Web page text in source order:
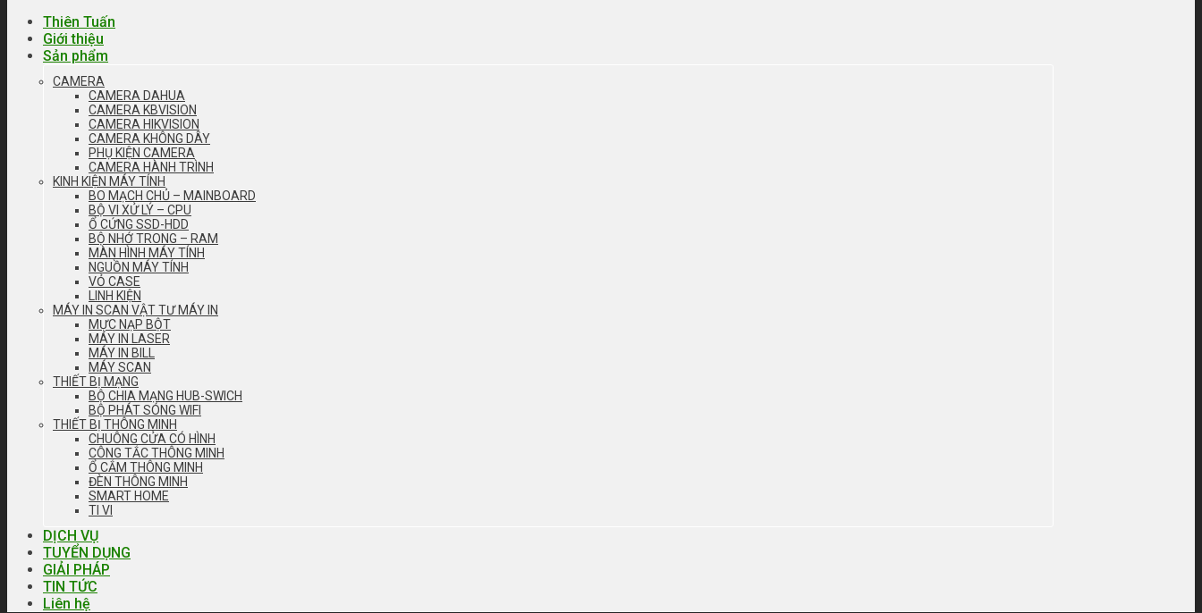
Thiên Tuấn
Giới thiệu
Sản phẩm
CAMERA
CAMERA DAHUA
CAMERA KBVISION
CAMERA HIKVISION
CAMERA KHÔNG DÂY
PHỤ KIỆN CAMERA
CAMERA HÀNH TRÌNH
KINH KIỆN MÁY TÍNH
BO MẠCH CHỦ – MAINBOARD
BỘ VI XỬ LÝ – CPU
Ổ CỨNG SSD-HDD
BỘ NHỚ TRONG – RAM
MÀN HÌNH MÁY TÍNH
NGUỒN MÁY TÍNH
VỎ CASE
LINH KIỆN
MÁY IN SCAN VẬT TƯ MÁY IN
MỰC NẠP BỘT
MÁY IN LASER
MÁY IN BILL
MÁY SCAN
THIẾT BỊ MẠNG
BỘ CHIA MẠNG HUB-SWICH
BỘ PHÁT SÓNG WIFI
THIẾT BỊ THÔNG MINH
CHUÔNG CỬA CÓ HÌNH
CÔNG TẮC THÔNG MINH
Ổ CẮM THÔNG MINH
ĐÈN THÔNG MINH
SMART HOME
TI VI
DỊCH VỤ
TUYỂN DỤNG
GIẢI PHÁP
TIN TỨC
Liên hệ